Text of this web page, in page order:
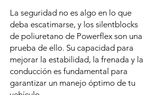
La seguridad no es algo en lo que
deba escatimarse, y los silentblocks
de poliuretano de Powerflex son una
prueba de ello. Su capacidad para
mejorar la estabilidad, la frenada y la
conducción es fundamental para
garantizar un manejo óptimo de tu